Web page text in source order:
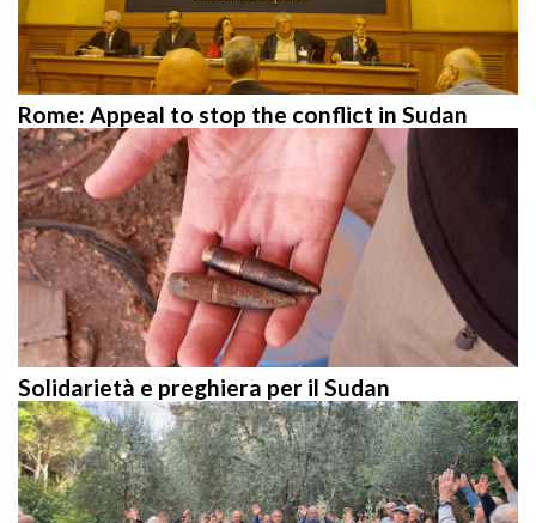
Rome: Appeal to stop the conflict in Sudan
Solidarietà e preghiera per il Sudan